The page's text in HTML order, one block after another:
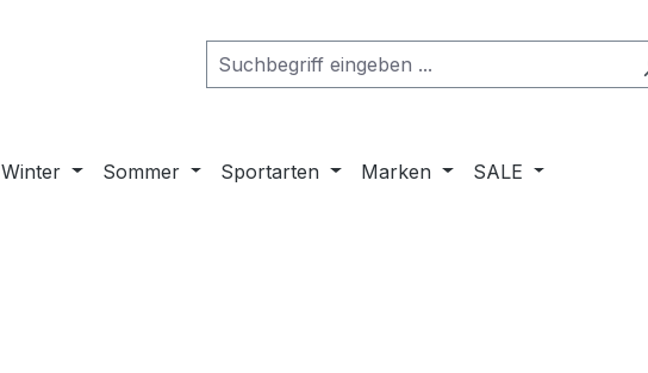
Winter Sommer Sportarten Marken SALE